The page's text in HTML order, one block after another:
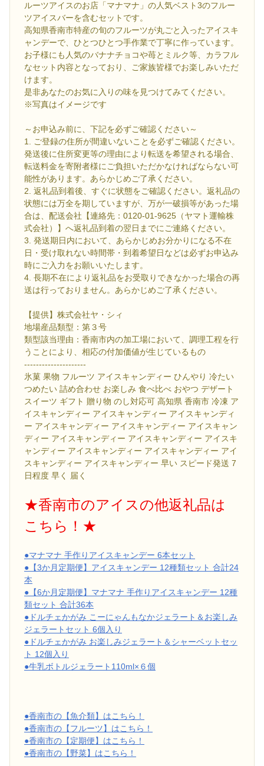
ルーツアイスのお店「マナマナ」の人気ベスト3のフルー
ツアイスバーを含むセットです。
高知県香南市特産の旬のフルーツが丸ごと入ったアイスキ
ャンデーで、ひとつひとつ手作業で丁寧に作っています。
お子様にも人気のバナナチョコや苺とミルク等、カラフル
なセット内容となっており、ご家族皆様でお楽しみいただ
けます。
是非あなたのお気に入りの味を見つけてみてください。
※写真はイメージです
～お申込み前に、下記を必ずご確認ください～
1. ご登録の住所が間違いないことを必ずご確認ください。
発送後に住所変更等の理由により転送を希望される場合、
転送料金を寄附者様にご負担いただかなければならない可
能性があります。あらかじめご了承ください。
2. 返礼品到着後、すぐに状態をご確認ください。返礼品の
状態には万全を期していますが、万が一破損等があった場
合は、配送会社【連絡先：0120-01-9625（ヤマト運輸株
式会社）】へ返礼品到着の翌日までにご連絡ください。
3. 発送期日内において、あらかじめお分かりになる不在
日・受け取れない時間帯・到着希望日などは必ずお申込み
時にご入力をお願いいたします。
4. 長期不在により返礼品をお受取りできなかった場合の再
送は行っておりません。あらかじめご了承ください。
【提供】株式会社ヤ・シィ
地場産品類型：第３号
類型該当理由：香南市内の加工場において、調理工程を行
うことにより、相応の付加価値が生じているもの
---------------------
氷菓 果物 フルーツ アイスキャンディー ひんやり 冷たい
つめたい 詰め合わせ お楽しみ 食べ比べ おやつ デザート
スイーツ ギフト 贈り物 のし対応可 高知県 香南市 冷凍 ア
イスキャンディー アイスキャンディー アイスキャンディ
ー アイスキャンディー アイスキャンディー アイスキャン
ディー アイスキャンディー アイスキャンディー アイスキ
ャンディー アイスキャンディー アイスキャンディー アイ
スキャンディー アイスキャンディー 早い スピード発送 7
日程度 早く 届く
★香南市のアイスの他返礼品は
こちら！★
●マナマナ 手作りアイスキャンデー 6本セット
●【3か月定期便】アイスキャンデー 12種類セット 合計24
本
●【6か月定期便】マナマナ 手作りアイスキャンデー 12種
類セット 合計36本
●ドルチェかがみ こーにゃんもなかジェラート＆お楽しみ
ジェラートセット 6個入り
●ドルチェかがみ お楽しみジェラート＆シャーベットセッ
ト 12個入り
●牛乳ボトルジェラート110ml×６個
●香南市の【魚介類】はこちら！
●香南市の【フルーツ】はこちら！
●香南市の【定期便】はこちら！
●香南市の【野菜】はこちら！